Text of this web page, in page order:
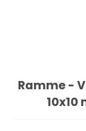
Ramme -
10x10